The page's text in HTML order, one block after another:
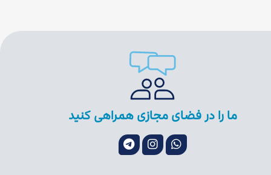
ما را در فضای مجازی همراهی کنید